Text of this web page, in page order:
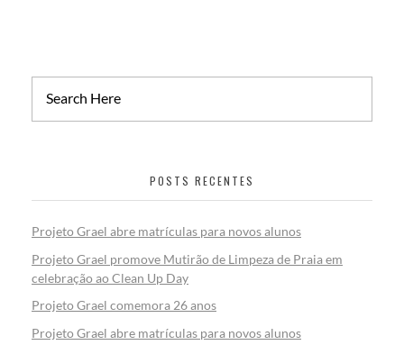
POSTS RECENTES
Projeto Grael abre matrículas para novos alunos
Projeto Grael promove Mutirão de Limpeza de Praia em
celebração ao Clean Up Day
Projeto Grael comemora 26 anos
Projeto Grael abre matrículas para novos alunos